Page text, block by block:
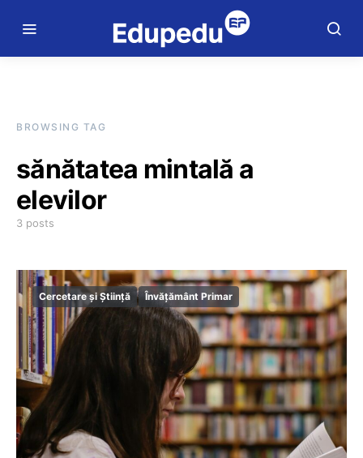
BROWSING TAG
sănătatea mintală a
elevilor
3 posts
Cercetare și Știință Învățământ Primar